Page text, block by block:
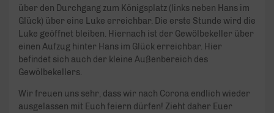
über den Durchgang zum Königsplatz (links neben Hans im
Glück) über eine Luke erreichbar. Die erste Stunde wird die
Luke geöffnet bleiben. Hiernach ist der Gewölbekeller über
einen Aufzug hinter Hans im Glück erreichbar. Hier
befindet sich auch der kleine Außenbereich des
Gewölbekellers.
Wir freuen uns sehr, dass wir nach Corona endlich wieder
ausgelassen mit Euch feiern dürfen! Zieht daher Euer